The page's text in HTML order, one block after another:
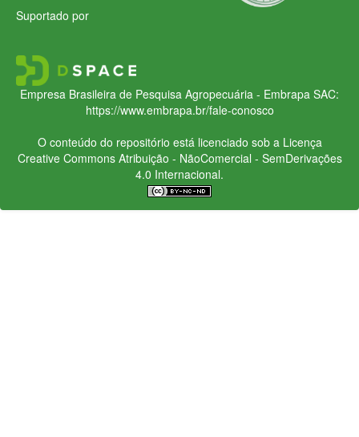
Suportado por
Empresa Brasileira de Pesquisa Agropecuária - Embrapa SAC:
https://www.embrapa.br/fale-conosco
O conteúdo do repositório está licenciado sob a Licença
Creative CommonsAtribuição - NãoComercial - SemDerivações
4.0 Internacional.